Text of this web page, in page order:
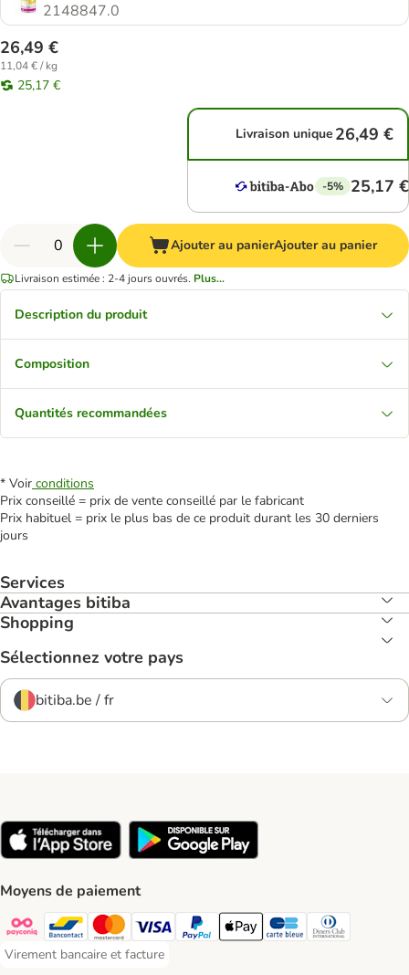
2148847.0
26,49 €
11,04 € / kg
25,17 €
Livraison unique 26,49 €
-5% 25,17 €
Ajouter au panierAjouter au panier
Livraison estimée : 2-4 jours ouvrés. Plus...
Description du produit
Composition
Quantités recommandées
* Voir conditions
Prix conseillé = prix de vente conseillé par le fabricant
Prix habituel = prix le plus bas de ce produit durant les 30 derniers
jours
Services
Avantages bitiba
Shopping
Sélectionnez votre pays
bitiba.be / fr
Moyens de paiement
Payconiq Payment Method
Bancontact Payment Method
Mastercard Payment Method
Visa Payment Method
Paypal Payment Method
Apple Pay Payment Method
Carte bleue Payment
Diners club
Virement bancaire et facture
Virement bancaire et facture Payment Method